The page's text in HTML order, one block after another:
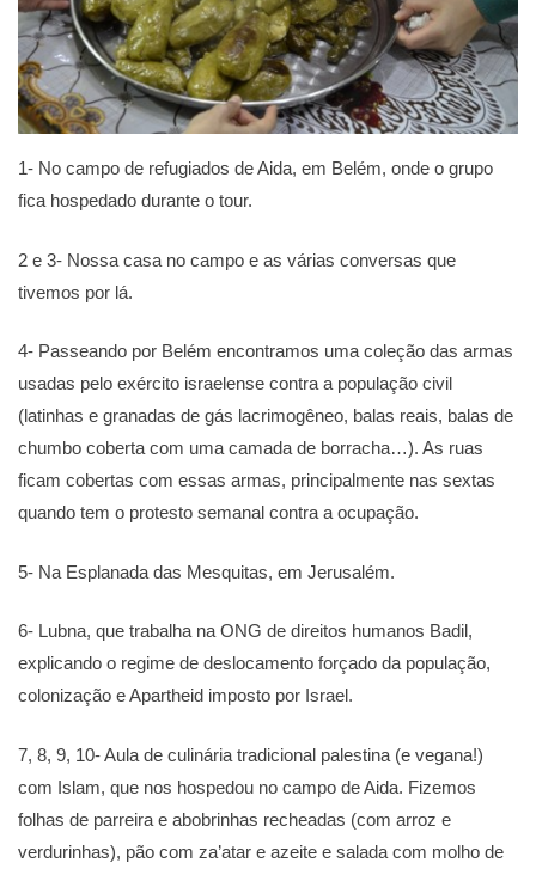
1- No campo de refugiados de Aida, em Belém, onde o grupo
fica hospedado durante o tour.
2 e 3- Nossa casa no campo e as várias conversas que
tivemos por lá.
4- Passeando por Belém encontramos uma coleção das armas
usadas pelo exército israelense contra a população civil
(latinhas e granadas de gás lacrimogêneo, balas reais, balas de
chumbo coberta com uma camada de borracha…). As ruas
ficam cobertas com essas armas, principalmente nas sextas
quando tem o protesto semanal contra a ocupação.
5- Na Esplanada das Mesquitas, em Jerusalém.
6- Lubna, que trabalha na ONG de direitos humanos Badil,
explicando o regime de deslocamento forçado da população,
colonização e Apartheid imposto por Israel.
7, 8, 9, 10- Aula de culinária tradicional palestina (e vegana!)
com Islam, que nos hospedou no campo de Aida. Fizemos
folhas de parreira e abobrinhas recheadas (com arroz e
verdurinhas), pão com za’atar e azeite e salada com molho de